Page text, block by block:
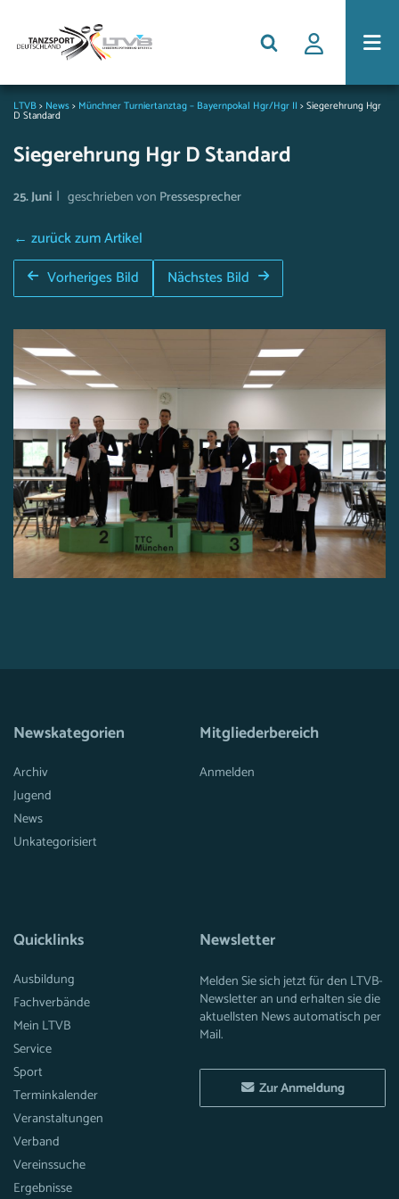
LTVB> News> Münchner Turniertanztag – Bayernpokal Hgr/Hgr II >Siegerehrung Hgr
D Standard
Siegerehrung Hgr D Standard
25. Juni | geschrieben von Pressesprecher
← zurück zum Artikel
Vorheriges Bild
Nächstes Bild
Newskategorien
Archiv
Jugend
News
Unkategorisiert
Mitgliederbereich
Anmelden
Quicklinks
Ausbildung
Fachverbände
Mein LTVB
Service
Sport
Terminkalender
Veranstaltungen
Verband
Vereinssuche
Ergebnisse
Newsletter
Melden Sie sich jetzt für den LTVB-
Newsletter an und erhalten sie die
aktuellsten News automatisch per
Mail.
Zur Anmeldung